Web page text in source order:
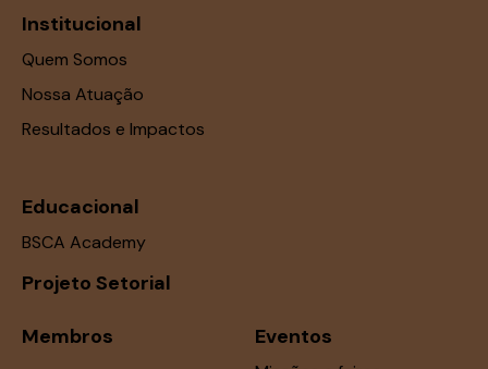
Institucional
Quem Somos
Nossa Atuação
Resultados e Impactos
Educacional
BSCA Academy
Projeto Setorial
Membros Eventos